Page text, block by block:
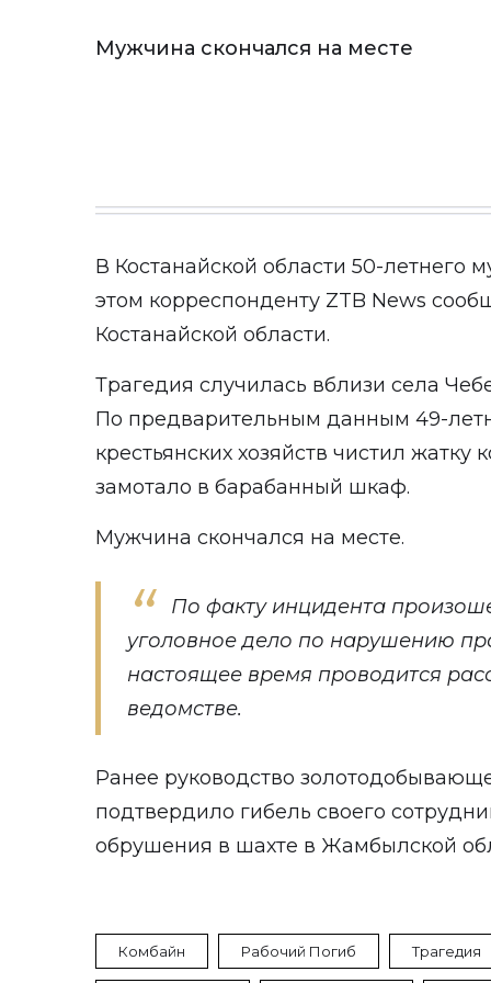
Мужчина скончался на месте
В Костанайской области 50-летнего
этом корреспонденту ZTB News
Костанайской области.
Трагедия случилась вблизи села
По предварительным данным 49-
крестьянских хозяйств чистил жатку
замотало в барабанный шкаф.
Мужчина скончался на месте.
По факту инцидента
уголовное дело по нарушению
настоящее время проводится
ведомстве.
Ранее руководство
подтвердило гибель своего
обрушения в шахте в Жамбылской
Комбайн Рабочий Погиб Трагедия